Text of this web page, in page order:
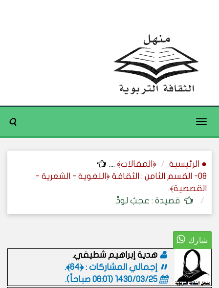
Toggle
● الرئيسية ﴿المقالات﴾ ....
08- القسم الثامن : الثقافة ﴿اللغوية - الشعرية -
القصصية﴾.
قصيدة : عجبٌ لودٍّ.
هدية إبراهيم شطيفي.
إجمالي المشاركات : ﴿64﴾.
1430/03/25 (06:01 صباحاً)
.